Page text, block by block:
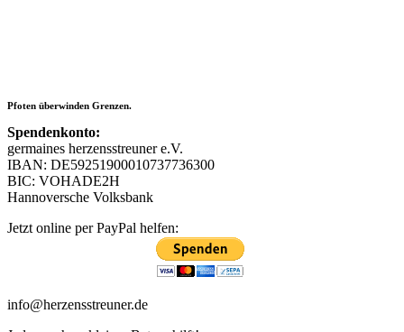
Pfoten überwinden Grenzen.
Spendenkonto:
germaines herzensstreuner e.V.
IBAN: DE59251900010737736300
BIC: VOHADE2H
Hannoversche Volksbank
Jetzt online per PayPal helfen:
info@herzensstreuner.de